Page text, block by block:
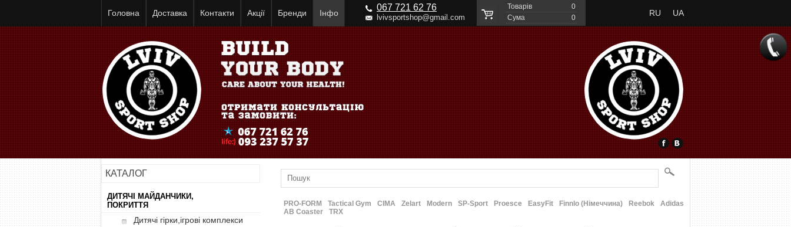
Головна Доставка Контакти Акції Бренди Інфо UA
RU
067 721 62 76
lvivsportshop@gmail.com
Товарів
0
Cума
0
КАТАЛОГ
ДИТЯЧІ МАЙДАНЧИКИ,
ПОКРИТТЯ
Дитячі гірки,ігрові комплекси
PRO-FORM Tactical Gym CIMA Zelart Modern SP-Sport Proesce EasyFit Finnlo (Німеччина) Reebok
Adidas
AB Coaster
TRX